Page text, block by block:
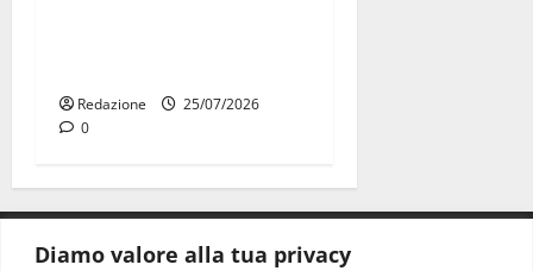
Diamo valore alla tua privacy
Redazione
25/07/2026
0